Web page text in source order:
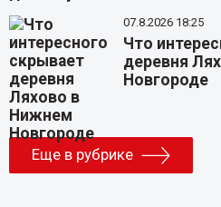
07.8.2026 18:25
Что
деревня
Новгороде
Еще в рубрике